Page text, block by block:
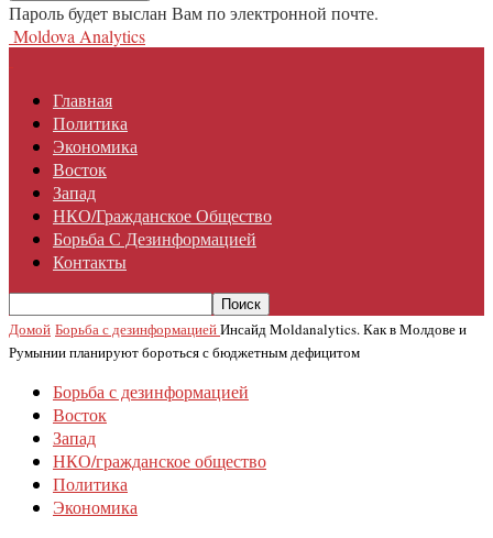
Пароль будет выслан Вам по электронной почте.
Moldova Analytics
Главная
Политика
Экономика
Восток
Запад
НКО/гражданское Общество
Борьба С Дезинформацией
Контакты
Домой Борьба с дезинформациейИнсайд Moldanalytics. Как в Молдове и
Румынии планируют бороться с бюджетным дефицитом
Борьба с дезинформацией
Восток
Запад
НКО/гражданское общество
Политика
Экономика